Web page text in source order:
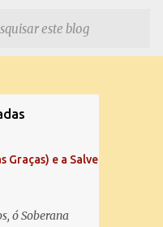
e a Salve
ó Soberana